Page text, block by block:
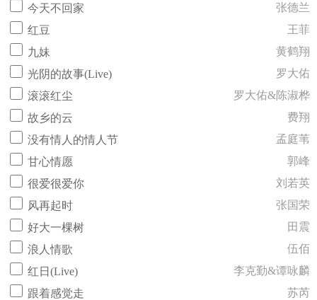
今天不回家
张德兰
红豆
王菲
九妹
黄鹤翔
光阴的故事(Live)
罗大佑
滚滚红尘
罗大佑&陈淑桦
故乡的云
费翔
没有情人的情人节
孟庭苇
甘心情愿
郭峰
很爱很爱你
刘若英
风再起时
张国荣
好大一棵树
田震
浪人情歌
伍佰
红日(Live)
李克勤&谭咏麟
跟着感觉走
苏芮